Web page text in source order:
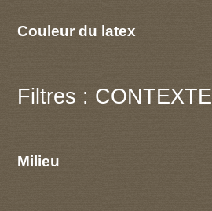
Couleur du latex
Filtres : CONTEXTE
Milieu